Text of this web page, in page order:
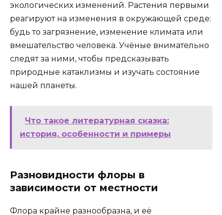
экологических изменений. Растения первыми
реагируют на изменения в окружающей среде:
будь то загрязнение, изменение климата или
вмешательство человека. Учёные внимательно
следят за ними, чтобы предсказывать
природные катаклизмы и изучать состояние
нашей планеты.
Что такое литературная сказка:
история, особенности и примеры
Разновидности флоры в
зависимости от местности
Флора крайне разнообразна, и её